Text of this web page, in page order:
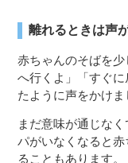
離れるときは声
赤ちゃんのそばを
へ行くよ」「すぐ
たように声をかけま
まだ意味が通じな
パがいなくなると
ることもあります。